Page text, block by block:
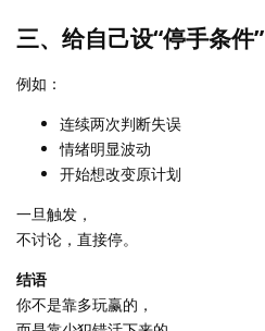
三、给自己设“停手条件”
例如：
连续两次判断失误
情绪明显波动
开始想改变原计划
一旦触发，
不讨论，直接停。
结语
你不是靠多玩赢的，